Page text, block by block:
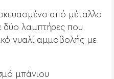
από μέταλλο
δύο λαμπτήρες που
γυαλί αμμοβολής με
μπάνιου